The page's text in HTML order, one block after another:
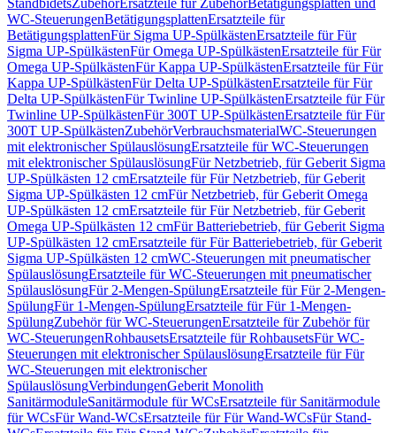
StandbidetsZubehörErsatzteile für ZubehörBetätigungsplatten und
WC-SteuerungenBetätigungsplattenErsatzteile für
BetätigungsplattenFür Sigma UP-SpülkästenErsatzteile für Für
Sigma UP-SpülkästenFür Omega UP-SpülkästenErsatzteile für Für
Omega UP-SpülkästenFür Kappa UP-SpülkästenErsatzteile für Für
Kappa UP-SpülkästenFür Delta UP-SpülkästenErsatzteile für Für
Delta UP-SpülkästenFür Twinline UP-SpülkästenErsatzteile für Für
Twinline UP-SpülkästenFür 300T UP-SpülkästenErsatzteile für Für
300T UP-SpülkästenZubehörVerbrauchsmaterialWC-Steuerungen
mit elektronischer SpülauslösungErsatzteile für WC-Steuerungen
mit elektronischer SpülauslösungFür Netzbetrieb, für Geberit Sigma
UP-Spülkästen 12 cmErsatzteile für Für Netzbetrieb, für Geberit
Sigma UP-Spülkästen 12 cmFür Netzbetrieb, für Geberit Omega
UP-Spülkästen 12 cmErsatzteile für Für Netzbetrieb, für Geberit
Omega UP-Spülkästen 12 cmFür Batteriebetrieb, für Geberit Sigma
UP-Spülkästen 12 cmErsatzteile für Für Batteriebetrieb, für Geberit
Sigma UP-Spülkästen 12 cmWC-Steuerungen mit pneumatischer
SpülauslösungErsatzteile für WC-Steuerungen mit pneumatischer
SpülauslösungFür 2-Mengen-SpülungErsatzteile für Für 2-Mengen-
SpülungFür 1-Mengen-SpülungErsatzteile für Für 1-Mengen-
SpülungZubehör für WC-SteuerungenErsatzteile für Zubehör für
WC-SteuerungenRohbausetsErsatzteile für RohbausetsFür WC-
Steuerungen mit elektronischer SpülauslösungErsatzteile für Für
WC-Steuerungen mit elektronischer
SpülauslösungVerbindungenGeberit Monolith
SanitärmoduleSanitärmodule für WCsErsatzteile für Sanitärmodule
für WCsFür Wand-WCsErsatzteile für Für Wand-WCsFür Stand-